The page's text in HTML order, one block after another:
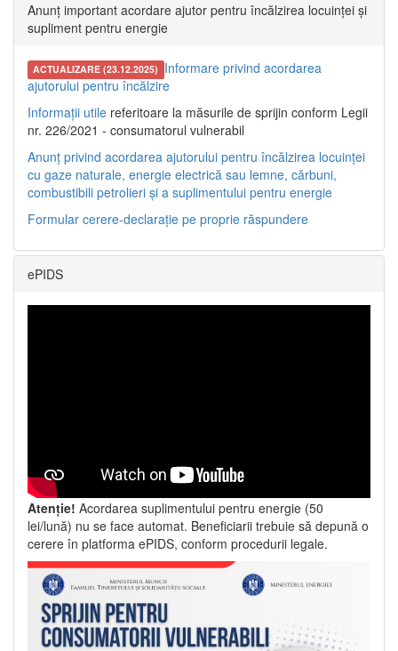
Anunț important acordare ajutor pentru încălzirea locuinței și
supliment pentru energie
ACTUALIZARE (23.12.2025) Informare privind acordarea
ajutorului pentru încălzire
Informații utile referitoare la măsurile de sprijin conform Legii
nr. 226/2021 - consumatorul vulnerabil
Anunț privind acordarea ajutorului pentru încălzirea locuinței
cu gaze naturale, energie electrică sau lemne, cărbuni,
combustibili petrolieri și a suplimentului pentru energie
Formular cerere-declarație pe proprie răspundere
ePIDS
Atenție! Acordarea suplimentului pentru energie (50
lei/lună) nu se face automat. Beneficiarii trebuie să depună o
cerere în platforma ePIDS, conform procedurii legale.